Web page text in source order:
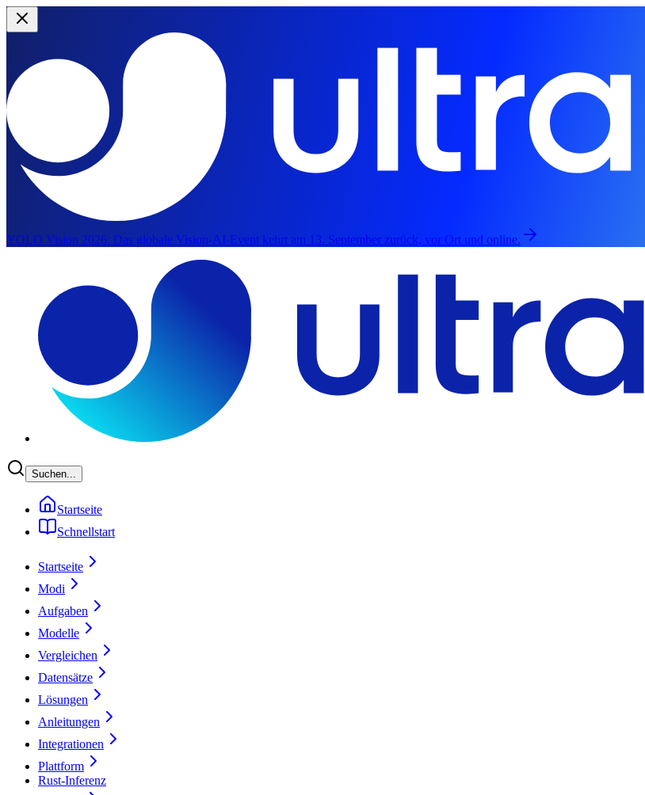
YOLO Vision 2026: Das globale Vision-AI-Event kehrt am 13. September zurück, vor Ort und online.
Suchen...
Startseite
Schnellstart
Startseite
Modi
Aufgaben
Modelle
Vergleichen
Datensätze
Lösungen
Anleitungen
Integrationen
Plattform
Rust-Inferenz